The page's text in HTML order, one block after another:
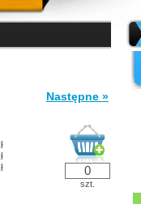
Następne »
szt.